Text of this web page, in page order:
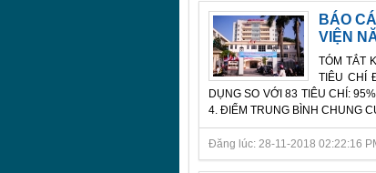
BÁO
VIỆN
TÓM TẮT
TIÊU CHÍ
DỤNG SO VỚI 83 TIÊU CHÍ:
4. ĐIỂM TRUNG BÌNH CHUNG
Đăng lúc: 28-11-2018 02:22:16